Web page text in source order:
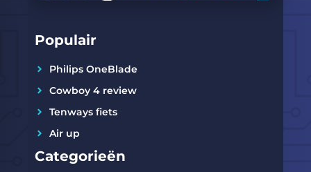
Populair
Philips OneBlade
Cowboy 4 review
Tenways fiets
Air up
Categorieën